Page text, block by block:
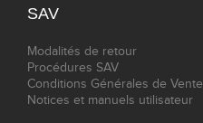
SAV
Modalités de retour
Procédures SAV
Conditions Générales de Vente
Notices et manuels utilisateur